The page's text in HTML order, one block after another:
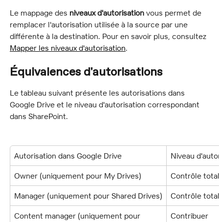
Le mappage des niveaux d'autorisation vous permet de
remplacer l'autorisation utilisée à la source par une
différente à la destination. Pour en savoir plus, consultez
Mapper les niveaux d'autorisation.
Équivalences d'autorisations
Le tableau suivant présente les autorisations dans
Google Drive et le niveau d'autorisation correspondant
dans SharePoint.
Autorisation dans Google Drive Niveau
Owner (uniquement pour My Drives) Contrôle total
Manager (uniquement pour Shared Drives) Contrôle total
Content manager (uniquement pour
Contribuer